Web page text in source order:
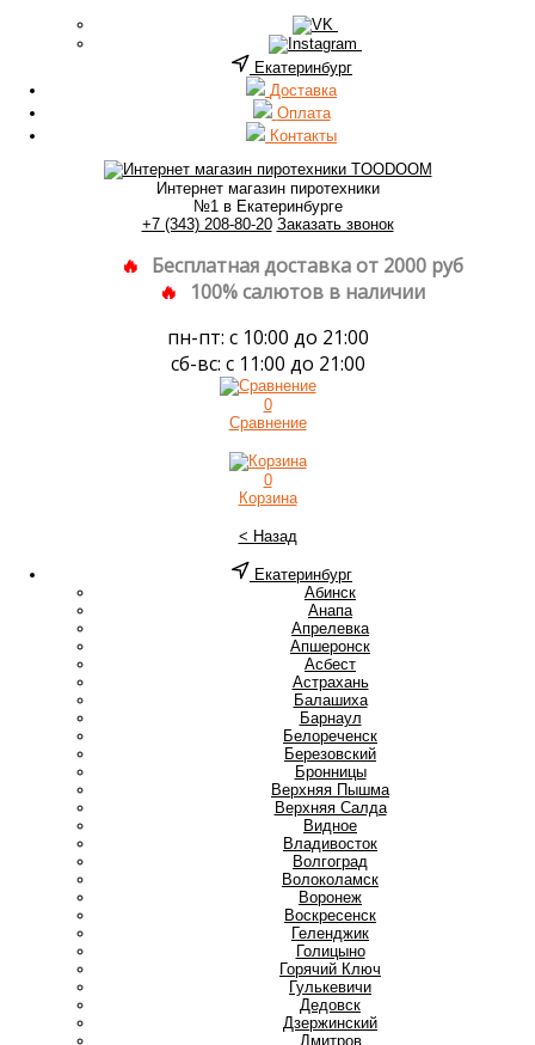
Екатеринбург
Доставка
Оплата
Контакты
Интернет магазин пиротехники
№1 в Екатеринбурге
+7 (343) 208-80-20 Заказать звонок
Бесплатная доставка от 2000 руб
100% салютов в наличии
пн-пт: с 10:00 до 21:00
сб-вс: с 11:00 до 21:00
0
Сравнение
0
Корзина
< Назад
Екатеринбург
Абинск
Анапа
Апрелевка
Апшеронск
Асбест
Астрахань
Балашиха
Барнаул
Белореченск
Березовский
Бронницы
Верхняя Пышма
Верхняя Салда
Видное
Владивосток
Волгоград
Волоколамск
Воронеж
Воскресенск
Геленджик
Голицыно
Горячий Ключ
Гулькевичи
Дедовск
Дзержинский
Дмитров